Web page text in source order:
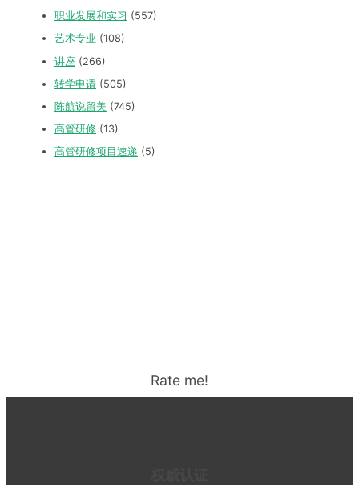
职业发展和实习 (557)
艺术专业 (108)
讲座 (266)
转学申请 (505)
陈航说留美 (745)
高管研修 (13)
高管研修项目速递 (5)
Rate me!